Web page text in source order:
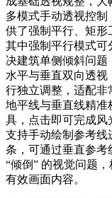
多模式手动透视控
供了强制平行、矩形
其中强制平行模式可
决建筑单侧倾斜问
水平与垂直双向透
行独立调整，适配非
地平线与垂直线精准
具，点击即可完成风
支持手动绘制参考线
条，可通过垂直参考
“倾倒” 的视觉问题
有效画面内容。